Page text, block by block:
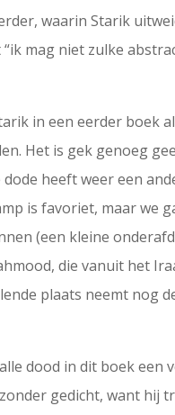
waarin Starik
mag niet zulke
in een eerder boek
Het is gek genoeg
dode heeft weer een
is favoriet, maar we
(een kleine
die vanuit het
plaats neemt nog
dood in dit boek een
gedicht, want hij